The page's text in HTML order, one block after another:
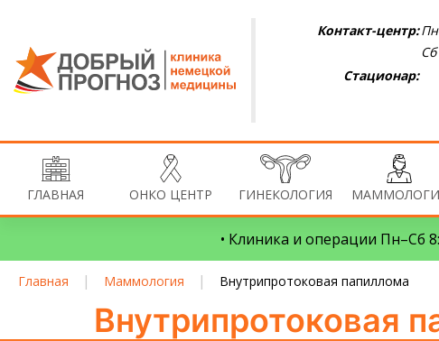
Контакт-центр:
Сб
Стационар:
ГЛАВНАЯ ОНКО ЦЕНТР ГИНЕКОЛОГИЯ
• Клиника и операции Пн–Сб
Главная | Маммология | Внутрипротоковая папиллома
Внутрипротоковая